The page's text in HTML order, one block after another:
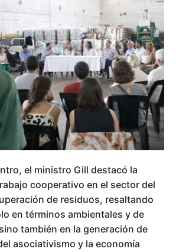
el ministro Gill destacó la
cooperativo en el sector del
de residuos, resaltando
en términos ambientales y de
también en la generación de
asociativismo y la economía